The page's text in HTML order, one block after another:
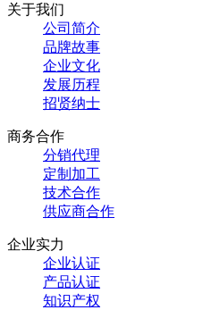
关于我们
公司简介
品牌故事
企业文化
发展历程
招贤纳士
商务合作
分销代理
定制加工
技术合作
供应商合作
企业实力
企业认证
产品认证
知识产权